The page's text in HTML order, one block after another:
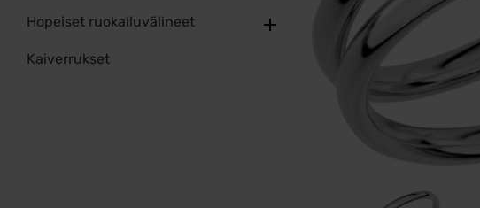
Hopeiset ruokailuvälineet
Kaiverrukset